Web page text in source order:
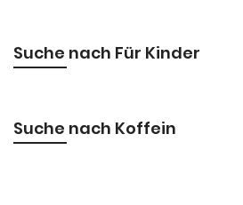
Suche nach Für Kinder
Suche nach Koffein